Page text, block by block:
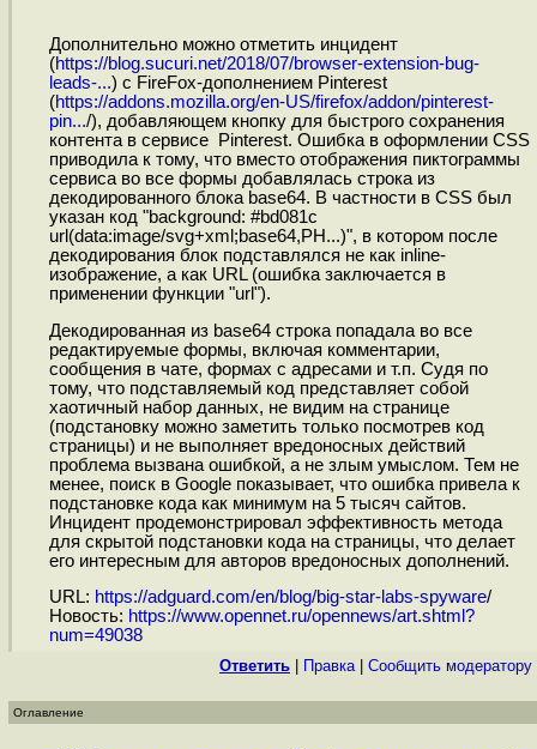
Дополнительно можно отметить инцидент
(https://blog.sucuri.net/2018/07/browser-extension-bug-
leads-...) с FireFox-дополнением Pinterest
(https://addons.mozilla.org/en-US/firefox/addon/pinterest-
pin.../), добавляющем кнопку для быстрого сохранения
контента в сервисе Pinterest. Ошибка в оформлении CSS
приводила к тому, что вместо отображения пиктограммы
сервиса во все формы добавлялась строка из
декодированного блока base64. В частности в CSS был
указан код "background: #bd081c
url(data:image/svg+xml;base64,PH...)", в котором после
декодирования блок подставлялся не как inline-
изображение, а как URL (ошибка заключается в
применении функции "url").
Декодированная из base64 строка попадала во все
редактируемые формы, включая комментарии,
сообщения в чате, формах с адресами и т.п. Судя по
тому, что подставляемый код представляет собой
хаотичный набор данных, не видим на странице
(подстановку можно заметить только посмотрев код
страницы) и не выполняет вредоносных действий
проблема вызвана ошибкой, а не злым умыслом. Тем не
менее, поиск в Google показывает, что ошибка привела к
подстановке кода как минимум на 5 тысяч сайтов.
Инцидент продемонстрировал эффективность метода
для скрытой подстановки кода на страницы, что делает
его интересным для авторов вредоносных дополнений.
URL: https://adguard.com/en/blog/big-star-labs-spyware/
Новость: https://www.opennet.ru/opennews/art.shtml?
num=49038
Ответить Правка| Cообщить модератору
Оглавление